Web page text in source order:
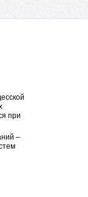
при
–